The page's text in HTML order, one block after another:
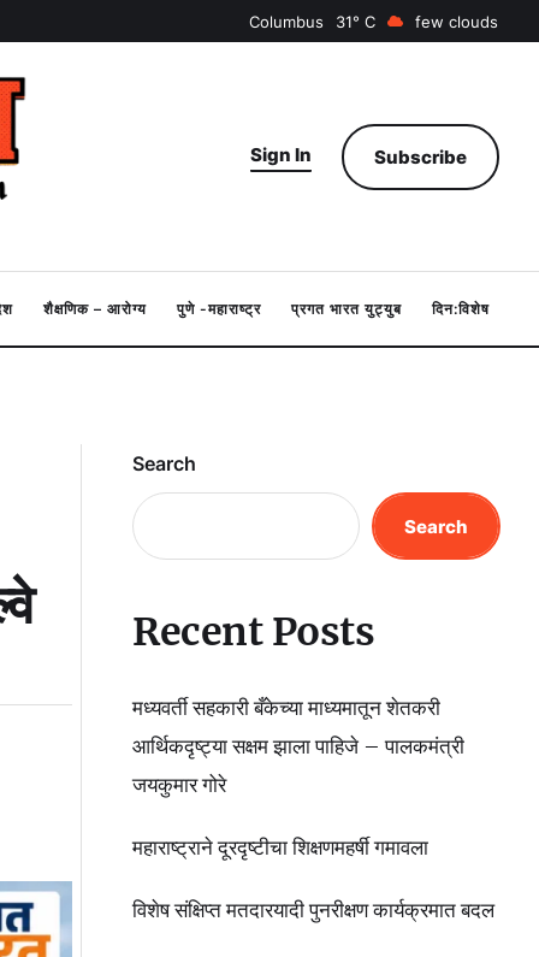
Columbus 31 few clouds
Sign In Subscribe
शैक्षणिक – आरोग्य पुणे -महाराष्ट्र प्रगत भारत युट्युब दिन:विशेष
Search
Search
Recent Posts
मध्यवर्ती सहकारी बँकेच्या माध्यमातून शेतकरी
आर्थिकदृष्ट्या सक्षम झाला पाहिजे – पालकमंत्री
जयकुमार गोरे
महाराष्ट्राने दूरदृष्टीचा शिक्षणमहर्षी गमावला
विशेष संक्षिप्त मतदारयादी पुनरीक्षण कार्यक्रमात बदल